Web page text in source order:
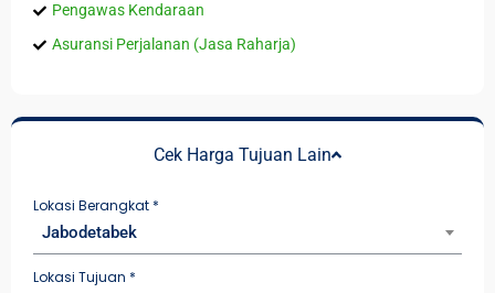
Pengawas Kendaraan
Asuransi Perjalanan (Jasa Raharja)
Cek Harga Tujuan Lain
Lokasi Berangkat *
Jabodetabek
Lokasi Tujuan *